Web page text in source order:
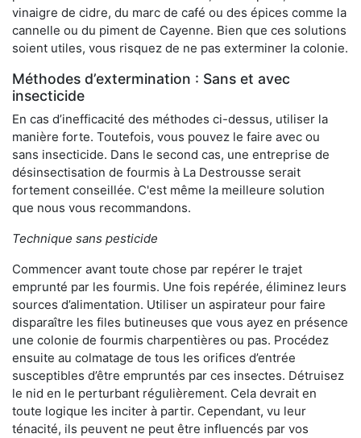
vinaigre de cidre, du marc de café ou des épices comme la
cannelle ou du piment de Cayenne. Bien que ces solutions
soient utiles, vous risquez de ne pas exterminer la colonie.
Méthodes d’extermination : Sans et avec
insecticide
En cas d’inefficacité des méthodes ci-dessus, utiliser la
manière forte. Toutefois, vous pouvez le faire avec ou
sans insecticide. Dans le second cas, une entreprise de
désinsectisation de fourmis à La Destrousse serait
fortement conseillée. C'est même la meilleure solution
que nous vous recommandons.
Technique sans pesticide
Commencer avant toute chose par repérer le trajet
emprunté par les fourmis. Une fois repérée, éliminez leurs
sources d’alimentation. Utiliser un aspirateur pour faire
disparaître les files butineuses que vous ayez en présence
une colonie de fourmis charpentières ou pas. Procédez
ensuite au colmatage de tous les orifices d’entrée
susceptibles d’être empruntés par ces insectes. Détruisez
le nid en le perturbant régulièrement. Cela devrait en
toute logique les inciter à partir. Cependant, vu leur
ténacité, ils peuvent ne peut être influencés par vos